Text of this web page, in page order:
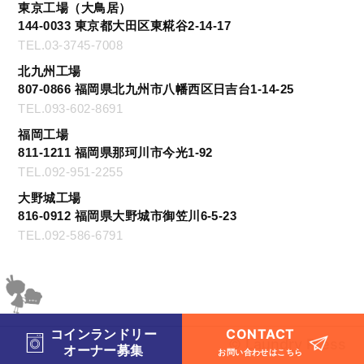
東京工場（大鳥居）
144-0033 東京都大田区東糀谷2-14-17
TEL.03-3745-7008
北九州工場
807-0866 福岡県北九州市八幡西区日吉台1-14-25
TEL.093-602-8691
福岡工場
811-1211 福岡県那珂川市今光1-92
TEL.092-951-2255
大野城工場
816-0912 福岡県大野城市御笠川6-5-23
TEL.092-586-6791
コインランドリー
オーナー募集
CONTACT
お問い合わせはこちら
© Laundry Press